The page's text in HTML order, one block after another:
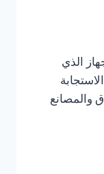
الذي
والمصانع